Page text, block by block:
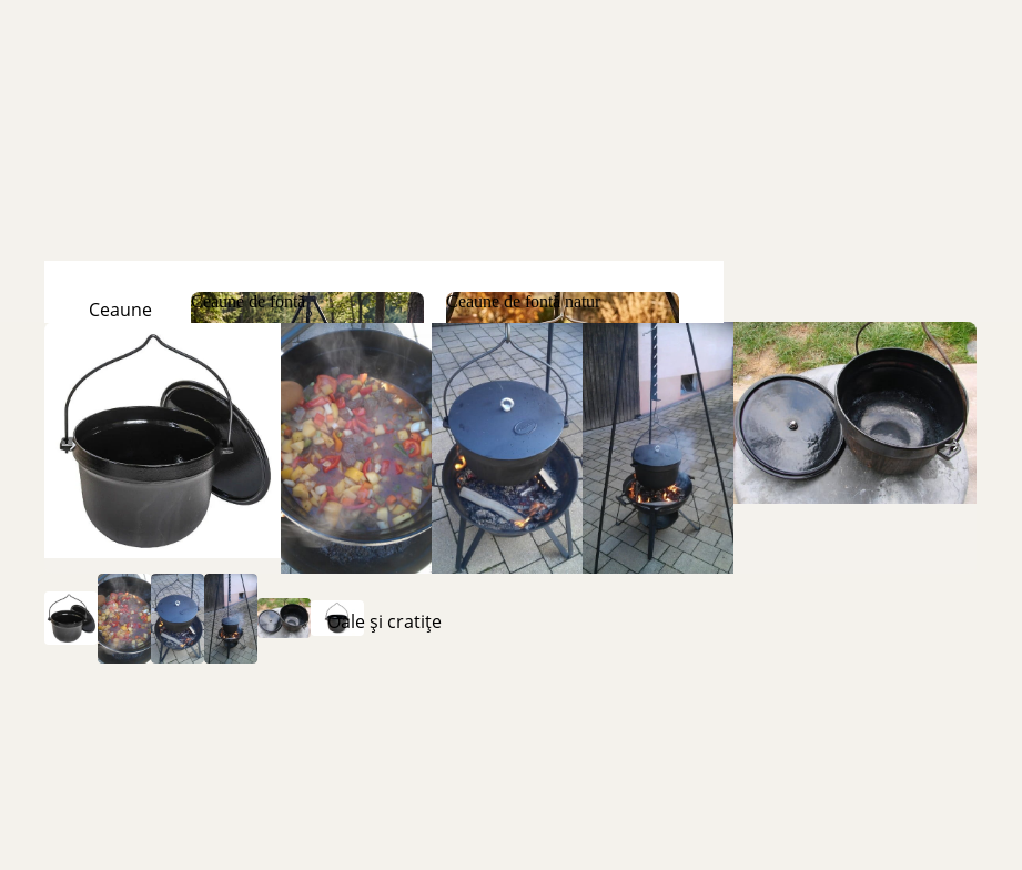
Ceaune
Ceaune
Emailate
Discuri
de fontă
Ceaune de fontă
Ceaune de fontă
Ceaune de fontă natur
Ceaune de fontă natur
Oale și cratițe